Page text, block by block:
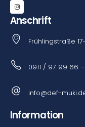
Anschrift
Frühlingstraße
0911 / 97 99 66
info@def-
Information